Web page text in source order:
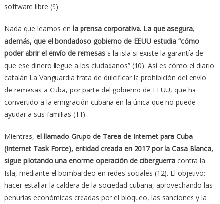
software libre (9).
Nada que leamos en la prensa corporativa. La que asegura,
además, que el bondadoso gobierno de EEUU estudia “cómo
poder abrir el envío de remesasa la isla si existe la garantía de
que ese dinero llegue a los ciudadanos” (10). Así es cómo el diario
catalán La Vanguardia trata de dulcificar la prohibición del envío
de remesas a Cuba, por parte del gobierno de EEUU, que ha
convertido a la emigración cubana en la única que no puede
ayudar a sus familias (11).
Mientras, el llamado Grupo de Tarea de Internet para Cuba
(Internet Task Force), entidad creada en 2017 por la Casa Blanca,
sigue pilotando una enorme operación de ciberguerracontra la
Isla, mediante el bombardeo en redes sociales (12). El objetivo:
hacer estallar la caldera de la sociedad cubana, aprovechando las
penurias económicas creadas por el bloqueo, las sanciones y la